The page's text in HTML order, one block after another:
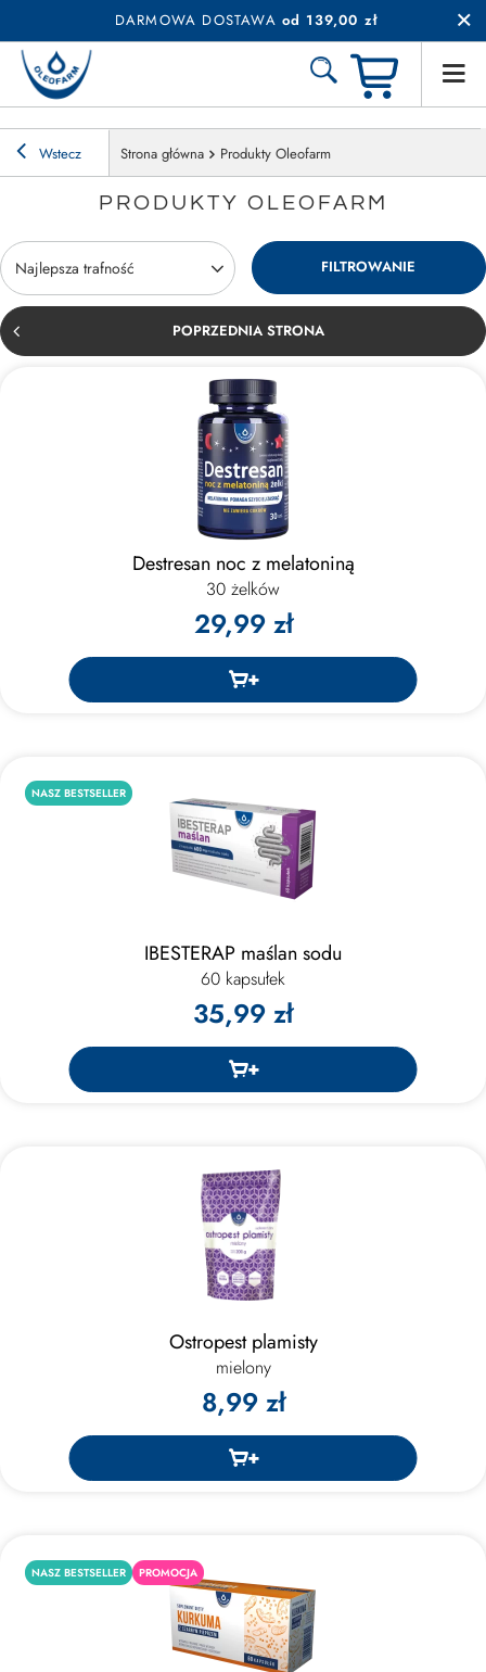
DARMOWA DOSTAWA od 139,00 zł
Wstecz Strona główna Produkty Oleofarm
PRODUKTY OLEOFARM
Zmień sortowanie
Najlepsza trafność FILTROWANIE
POPRZEDNIA STRONA
Destresan noc z melatoniną
30 żelków
29,99 zł
NASZ BESTSELLER
IBESTERAP maślan sodu
60 kapsułek
35,99 zł
Ostropest plamisty
mielony
8,99 zł
NASZ BESTSELLER PROMOCJA